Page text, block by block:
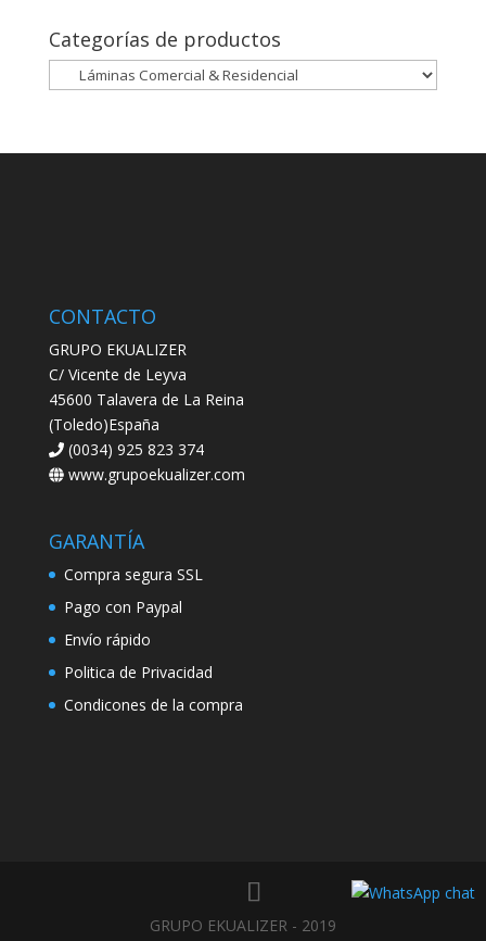
Categorías de productos
CONTACTO
GRUPO EKUALIZER
C/ Vicente de Leyva
45600 Talavera de La Reina
(Toledo)España
(0034) 925 823 374
www.grupoekualizer.com
GARANTÍA
Compra segura SSL
Pago con Paypal
Envío rápido
Politica de Privacidad
Condicones de la compra
GRUPO EKUALIZER - 2019